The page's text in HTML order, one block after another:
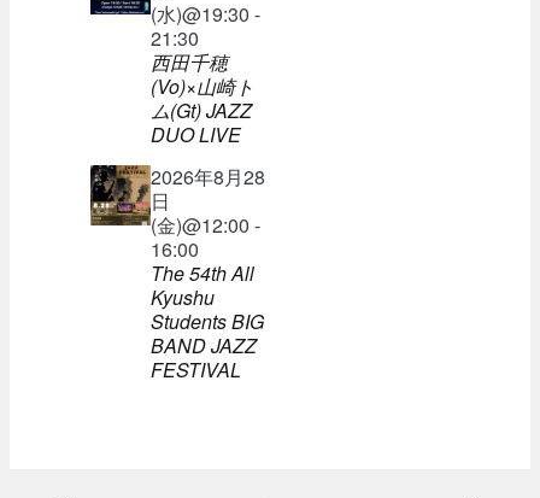
(水)@19:30 -
21:30
西田千穂
(Vo)×山崎ト
ム(Gt) JAZZ
DUO LIVE
2026年8月28
日
(金)@12:00 -
16:00
The 54th All
Kyushu
Students BIG
BAND JAZZ
FESTIVAL